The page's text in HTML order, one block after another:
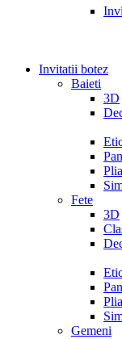
Invitatii botez
Baieti
3D
Fete
3D
Gemeni